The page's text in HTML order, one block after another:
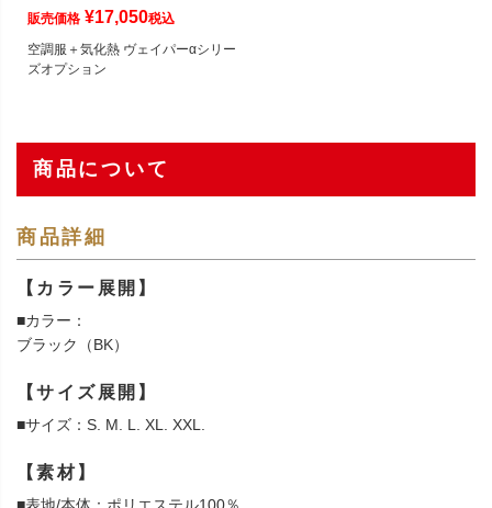
販売価格 ¥17,050税込
空調服＋気化熱 ヴェイパーαシリー
ズオプション
商品について
商品詳細
【カラー展開】
■カラー：
ブラック（BK）
【サイズ展開】
■サイズ：S. M. L. XL. XXL.
【素材】